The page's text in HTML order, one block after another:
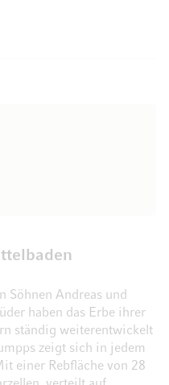
Söhnen Andreas und
haben das Erbe ihrer
ständig weiterentwickelt
zeigt sich in jedem
einer Rebfläche von 28